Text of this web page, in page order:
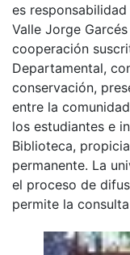
es
Valle Jorge
cooperación
Departamental,
conservación,
entre la
los estudiantes e
Biblioteca,
permanente. La
el proceso de
permite la